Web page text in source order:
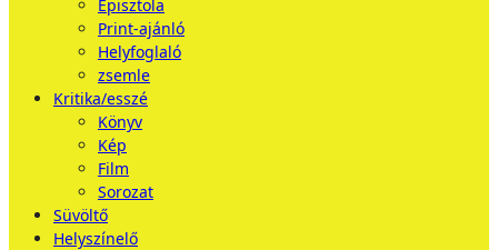
Episztola
Print-ajánló
Helyfoglaló
zsemle
Kritika/esszé
Könyv
Kép
Film
Sorozat
Süvöltő
Helyszínelő